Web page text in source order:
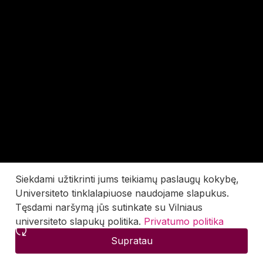
Siekdami užtikrinti jums teikiamų paslaugų kokybę,
Universiteto tinklalapiuose naudojame slapukus.
Tęsdami naršymą jūs sutinkate su Vilniaus
universiteto slapukų politika. Privatumo politika
Supratau